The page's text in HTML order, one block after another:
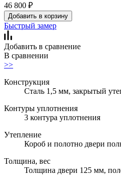
46 800 ₽
Добавить в корзину
Быстрый замер
Добавить в сравнение
В сравнении
>>
Конструкция
Сталь 1,5 мм, закрытый
Контуры уплотнения
3 контура уплотнения
Утепление
Короб и полотно двери
Толщина, вес
Толщина двери 125 мм,